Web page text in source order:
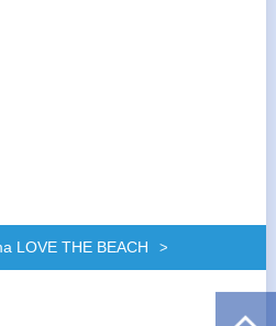
LOVE THE BEACH